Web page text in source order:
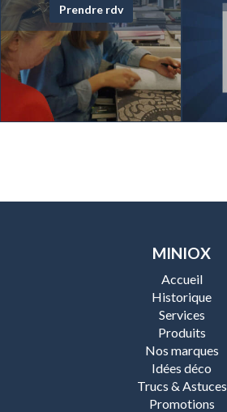
Prendre rdv
MINIOX
Accueil
Historique
Services
Produits
Nos marques
Idées déco
Trucs & Astuces
Promotions